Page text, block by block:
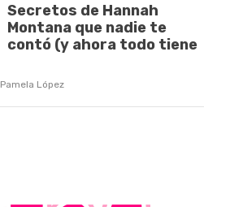
Secretos de Hannah
Montana que nadie te
contó (y ahora todo tiene
Pamela López